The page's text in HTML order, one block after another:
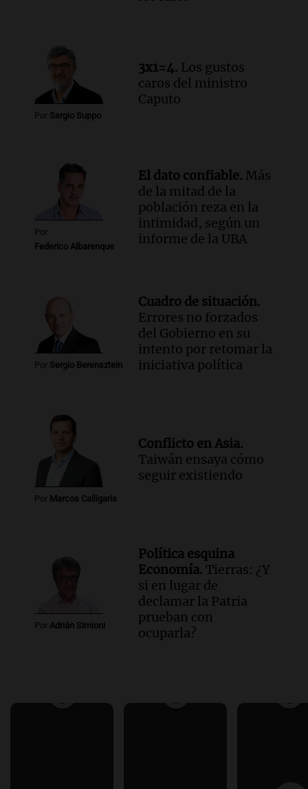
proteínas
Una mañana para todos
Episodios
Audio.Investigan un asalto millonario a
la cooperativa Talamochita en Villa
Episodios
Por Sergio Suppo
3x1=4. Los gustos
caros del ministro
Caputo
Por
Federico Albarenque
El dato confiable. Más
de la mitad de la
población reza en la
intimidad, según un
informe de la UBA
Por Sergio Berensztein
Cuadro de situación.
Errores no forzados
del Gobierno en su
intento por retomar la
iniciativa política
Por Marcos Calligaris
Conflicto en Asia.
Taiwán ensaya cómo
seguir existiendo
Por Adrián Simioni
Política esquina
Economía. Tierras: ¿Y
si en lugar de
declamar la Patria
prueban con
ocuparla?